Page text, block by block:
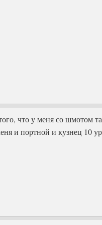
что у меня со шмотом
и портной и кузнец 10